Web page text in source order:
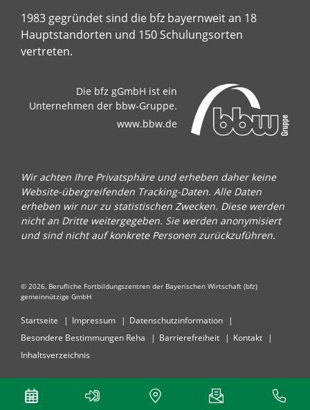
1983 gegründet sind die bfz bayernweit an 18
Hauptstandorten und 150 Schulungsorten
vertreten.
Die bfz gGmbH ist ein
Unternehmen der bbw-Gruppe.
www.bbw.de
Wir achten Ihre Privatsphäre und erheben daher keine
Website-übergreifenden Tracking-Daten. Alle Daten
erheben wir nur zu statistischen Zwecken. Diese werden
nicht an Dritte weitergegeben. Sie werden anonymisiert
und sind nicht auf konkrete Personen zurückzuführen.
© 2026, Berufliche Fortbildungszentren der Bayerischen Wirtschaft (bfz)
gemeinnützige GmbH
Startseite Impressum
Datenschutzinformation
Besondere Bestimmungen Reha
Barrierefreiheit
Kontakt
Inhaltsverzeichnis